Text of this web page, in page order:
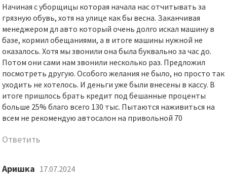
Начиная с уборщицы которая начала нас отчитывать за
грязную обувь, хотя на улице как бы весна. Заканчивая
менеджером дл авто который очень долго искал машину в
базе, кормил обещаниями, а в итоге машины нужной не
оказалось. Хотя мы звонили она была буквально за час до.
Потом они сами нам звонили несколько раз. Предложил
посмотреть другую. Особого желания не было, но просто так
уходить не хотелось. И деньги уже были внесены в кассу. В
итоге пришлось брать кредит под бешанные проценты
больше 25% благо всего 130 тыс. Пытаются наживиться на
всем не рекомендую автосалон на привольной 70
Ответить
Аришка 17.07.2024